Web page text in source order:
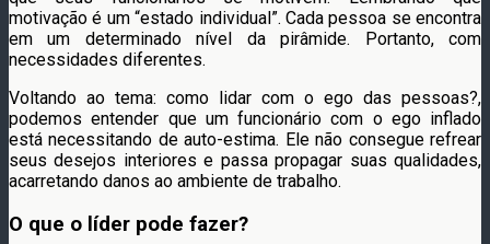
motivação é um “estado individual”. Cada pessoa se encontra
em um determinado nível da pirâmide. Portanto, com
necessidades diferentes.
Voltando ao tema: como lidar com o ego das pessoas?,
podemos entender que um funcionário com o ego inflado
está necessitando de auto-estima. Ele não consegue refrear
seus desejos interiores e passa propagar suas qualidades,
acarretando danos ao ambiente de trabalho.
O que o líder pode fazer?